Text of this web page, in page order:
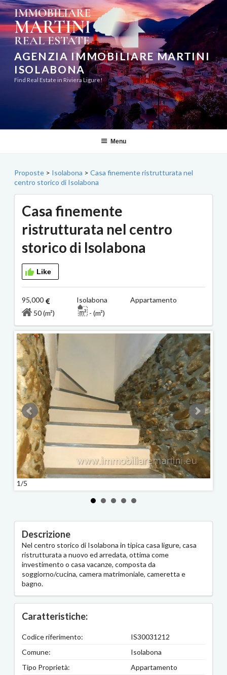
Salta
al
contenuto
AGENZIA IMMOBILIARE MARTINI
ISOLABONA
Find Real Estate in Riviera Ligure!
Menu
Proposte > Isolabona > Casa finemente ristrutturata nel
centro storico di Isolabona
Casa finemente
ristrutturata nel centro
storico di Isolabona
Like
95,000
Isolabona Appartamento
50 (m²)
- (m²)
1/5
Descrizione
Nel centro storico di Isolabona in tipica casa ligure, casa
ristrutturata a nuovo ed arredata, ottima come
investimento o casa vacanze, composta da
soggiorno/cucina, camera matrimoniale, cameretta e
bagno.
Caratteristiche:
Codice riferimento:
IS30031212
Comune:
Isolabona
Tipo Proprietà:
Appartamento